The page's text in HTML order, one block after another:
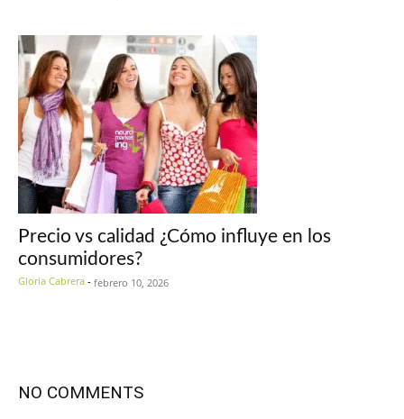
Precio vs calidad ¿Cómo influye en los
consumidores?
Gloria Cabrera - febrero 10, 2026
NO COMMENTS